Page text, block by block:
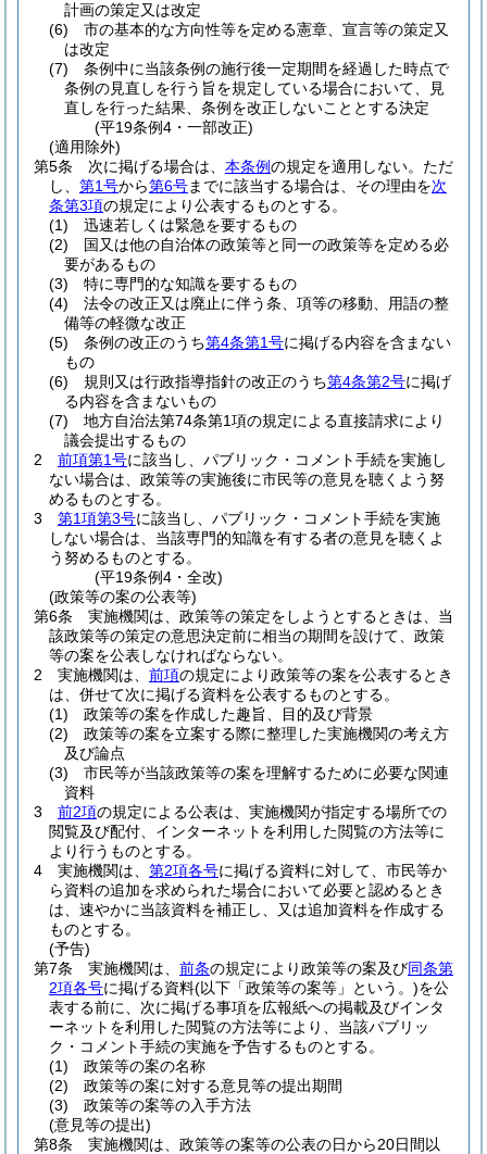
計画の策定又は改定
(6)
市の基本的な方向性等を定める憲章、宣言等の策定又
は改定
(7)
条例中に当該条例の施行後一定期間を経過した時点で
条例の見直しを行う旨を規定している場合において、見
直しを行った結果、条例を改正しないこととする決定
(平19条例4・一部改正)
(適用除外)
第5条
次に掲げる場合は、 本条例の規定を適用しない。 ただ
し、 第1号から第6号までに該当する場合は、その理由を次
条第3項の規定により公表するものとする。
(1)
迅速若しくは緊急を要するもの
(2)
国又は他の自治体の政策等と同一の政策等を定める必
要があるもの
(3)
特に専門的な知識を要するもの
(4)
法令の改正又は廃止に伴う条、項等の移動、用語の整
備等の軽微な改正
(5)
条例の改正のうち第4条第1号に掲げる内容を含まない
もの
(6)
規則又は行政指導指針の改正のうち第4条第2号に掲げ
る内容を含まないもの
(7)
地方自治法第74条第1項の規定による直接請求により
議会提出するもの
2
前項第1号に該当し、パブリック・コメント手続を実施し
ない場合は、政策等の実施後に市民等の意見を聴くよう努
めるものとする。
3
第1項第3号に該当し、パブリック・コメント手続を実施
しない場合は、当該専門的知識を有する者の意見を聴くよ
う努めるものとする。
(平19条例4・全改)
(政策等の案の公表等)
第6条
実施機関は、政策等の策定をしようとするときは、当
該政策等の策定の意思決定前に相当の期間を設けて、政策
等の案を公表しなければならない。
2
実施機関は、 前項の規定により政策等の案を公表するとき
は、併せて次に掲げる資料を公表するものとする。
(1)
政策等の案を作成した趣旨、目的及び背景
(2)
政策等の案を立案する際に整理した実施機関の考え方
及び論点
(3)
市民等が当該政策等の案を理解するために必要な関連
資料
3
前2項の規定による公表は、実施機関が指定する場所での
閲覧及び配付、インターネットを利用した閲覧の方法等に
より行うものとする。
4
実施機関は、 第2項各号に掲げる資料に対して、市民等か
ら資料の追加を求められた場合において必要と認めるとき
は、速やかに当該資料を補正し、又は追加資料を作成する
ものとする。
(予告)
第7条
実施機関は、 前条の規定により政策等の案及び同条第
2項各号に掲げる資料(以下「政策等の案等」という。)を公
表する前に、次に掲げる事項を広報紙への掲載及びインタ
ーネットを利用した閲覧の方法等により、当該パブリッ
ク・コメント手続の実施を予告するものとする。
(1)
政策等の案の名称
(2)
政策等の案に対する意見等の提出期間
(3)
政策等の案等の入手方法
(意見等の提出)
第8条
実施機関は、政策等の案等の公表の日から20日間以